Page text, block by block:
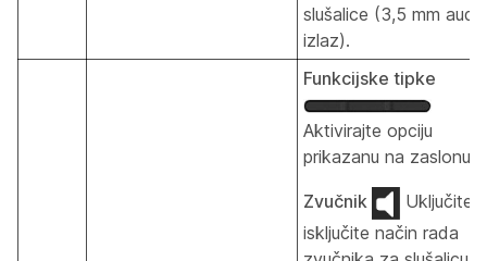
slušalice (3,5 mm
izlaz).
Funkcijske tipke
Aktivirajte opciju
prikazanu na zaslonu.
Zvučnik
Uključite i
isključite način rada